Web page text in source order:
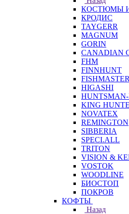
КОСТЮМЫ
КРОДИС
TAYGERR
MAGNUM
GORIN
CANADIAN
FHM
FINNHUNT
FISHMASTER
HIGASHI
KING
NOVATEX
REMINGTON
SIBBERIA
SPECI.ALL
TRITON
VISION &
VOSTOK
WOODLINE
БИОСТОП
ПОКРОВ
КОФТЫ
Назад